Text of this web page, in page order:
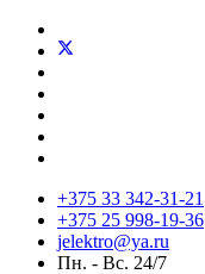
+375 33 342-31-21
+375 25 998-19-36
jelektro@ya.ru
Пн. - Вс. 24/7